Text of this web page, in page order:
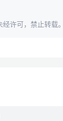
许可，禁止转载。